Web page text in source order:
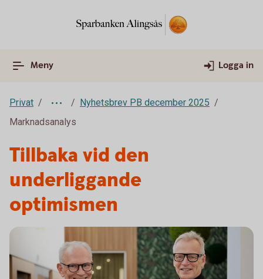
Meny Logga in
Privat
Nyhetsbrev PB december 2025
Marknadsanalys
Tillbaka vid den
underliggande
optimismen